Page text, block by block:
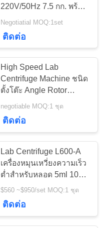
220V/50Hz 7.5 กก. พร้อม
โรเตอร์มุมคงที่
Negotiatial MOQ:1set
ติดต่อ
High Speed ​​Lab
Centrifuge Machine ชนิด
ตั้งโต๊ะ Angle Rotor
6x50ml
negotiable MOQ:1 ชุด
ติดต่อ
Lab Centrifuge L600-A
เครื่องหมุนเหวี่ยงความเร็ว
ต่ำสำหรับหลอด 5ml 10ml
15ml 50ml
$560 ~$950/set MOQ:1 ชุด
ติดต่อ